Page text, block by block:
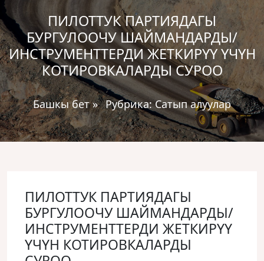
ПИЛОТТУК ПАРТИЯДАГЫ
БУРГУЛООЧУ ШАЙМАНДАРДЫ/
ИНСТРУМЕНТТЕРДИ ЖЕТКИРҮҮ ҮЧҮН
КОТИРОВКАЛАРДЫ СУРОО
Башкы бет» Рубрика:Сатып алуулар
ПИЛОТТУК ПАРТИЯДАГЫ
БУРГУЛООЧУ ШАЙМАНДАРДЫ/
ИНСТРУМЕНТТЕРДИ ЖЕТКИРҮҮ
ҮЧҮН КОТИРОВКАЛАРДЫ